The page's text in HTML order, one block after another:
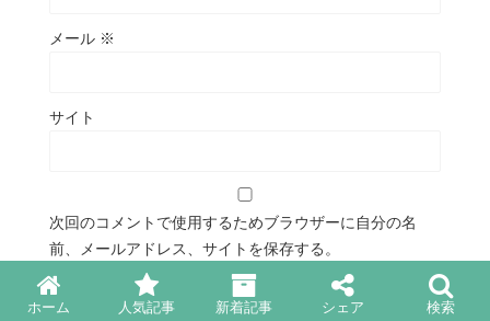
メール ※
サイト
次回のコメントで使用するためブラウザーに自分の名
前、メールアドレス、サイトを保存する。
ホーム 人気記事 新着記事 シェア 検索